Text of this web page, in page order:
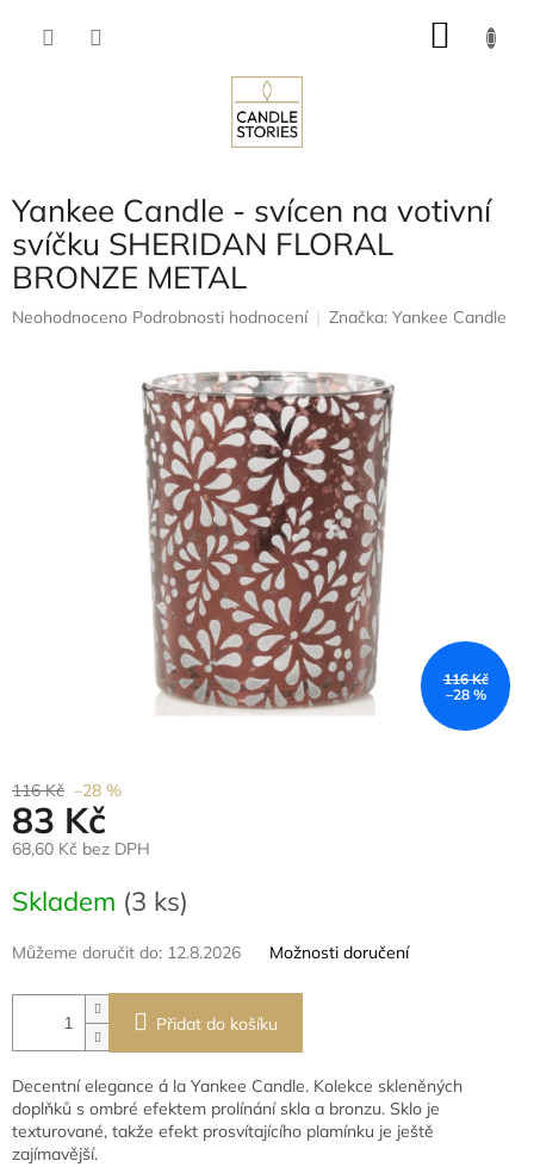
Yankee Candle - svícen na votivní
svíčku SHERIDAN FLORAL
BRONZE METAL
Průměrné
Neohodnoceno Podrobnosti hodnocení Značka: Yankee Candle
116 Kč
–28 %
116 Kč –28 %
83 Kč
68,60 Kč bez DPH
cena:
Skladem (3 ks)
Můžeme doručit do: 12.8.2026 Možnosti doručení
Přidat do košíku
Decentní elegance á la Yankee Candle. Kolekce skleněných
doplňků s ombré efektem prolínání skla a bronzu. Sklo je
texturované, takže efekt prosvítajícího plamínku je ještě
zajímavější.